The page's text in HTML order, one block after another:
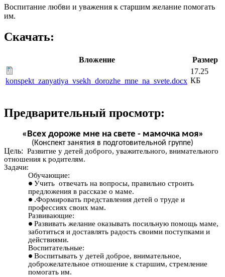
Воспитание любви и уважения к старшим желание помогать
им.
Скачать:
Вложение Размер
konspekt_zanyatiya_vsekh_dorozhe_mne_na_svete.docx
17.25
КБ
Предварительный просмотр:
«Всех дороже мне на свете - мамочка моя»
(Конспект занятия в подготовительной группе)
Цель: Развитие у детей доброго, уважительного, внимательного
отношения к родителям.
Задачи:
Обучающие:
Учить отвечать на вопросы, правильно строить
предложения в рассказе о маме.
.Формировать представления детей о труде и
профессиях своих мам.
Развивающие:
Развивать желание оказывать посильную помощь маме,
заботиться и доставлять радость своими поступками и
действиями.
Воспитательные:
Воспитывать у детей доброе, внимательное,
доброжелательное отношение к старшим, стремление
помогать им.